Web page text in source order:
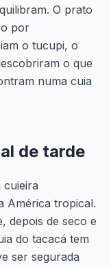
O prato
por
o tucupi, o
o que
numa cuia
de tarde
cuieira
América tropical.
depois de seco e
do tacacá tem
ser segurada